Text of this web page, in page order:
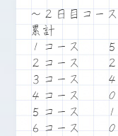
～２日目コー
累計
１コース ５
２コース ２
３コース ４
４コース ０
５コース １
６コース ０